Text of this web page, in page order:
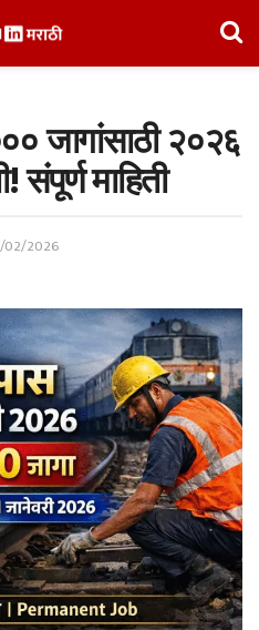
जागांसाठी २०२६
संपूर्ण माहिती
02/2026